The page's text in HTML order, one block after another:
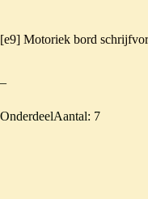
[e9] Motoriek bord
–
OnderdeelAantal: 7